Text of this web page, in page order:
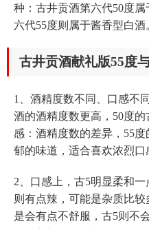
种：古井贡酒第六代50度
六代55度则属于酱香型白酒
古井贡酒献礼版55度
1、酒精度数不同、口感不
酒的酒精度数更高，50度
感：酒精度数的差异，55
郁的味道，适合喜欢浓烈口
2、口感上，古5明显柔和
则有点辣，可能是杂质比
是会有点不舒服，古5则不